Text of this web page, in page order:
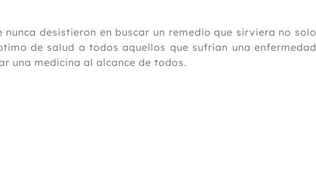
nunca desistieron en buscar un remedio que sirviera no solo
de salud a todos aquellos que sufrían una enfermedad
una medicina al alcance de todos.